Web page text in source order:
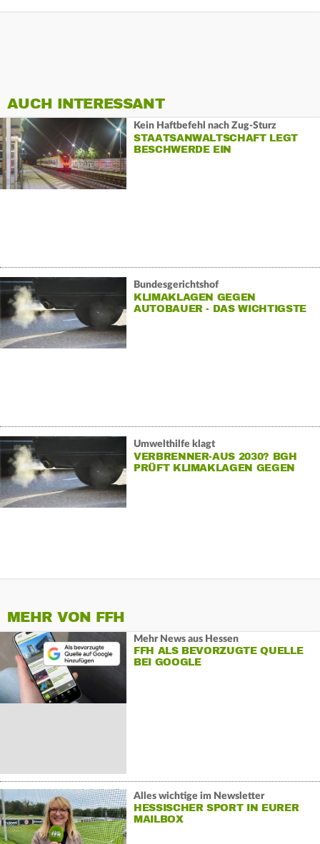
AUCH INTERESSANT
Kein Haftbefehl nach Zug-Sturz
STAATSANWALTSCHAFT LEGT
BESCHWERDE EIN
Bundesgerichtshof
KLIMAKLAGEN GEGEN
AUTOBAUER - DAS WICHTIGSTE
Umwelthilfe klagt
VERBRENNER-AUS 2030? BGH
PRÜFT KLIMAKLAGEN GEGEN
MEHR VON FFH
Mehr News aus Hessen
FFH ALS BEVORZUGTE QUELLE
BEI GOOGLE
Alles wichtige im Newsletter
HESSISCHER SPORT IN EURER
MAILBOX